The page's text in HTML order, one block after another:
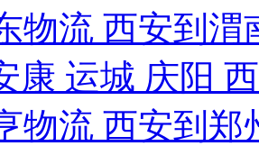
物流 西安到
康 运城 庆阳
物流 西安到郑